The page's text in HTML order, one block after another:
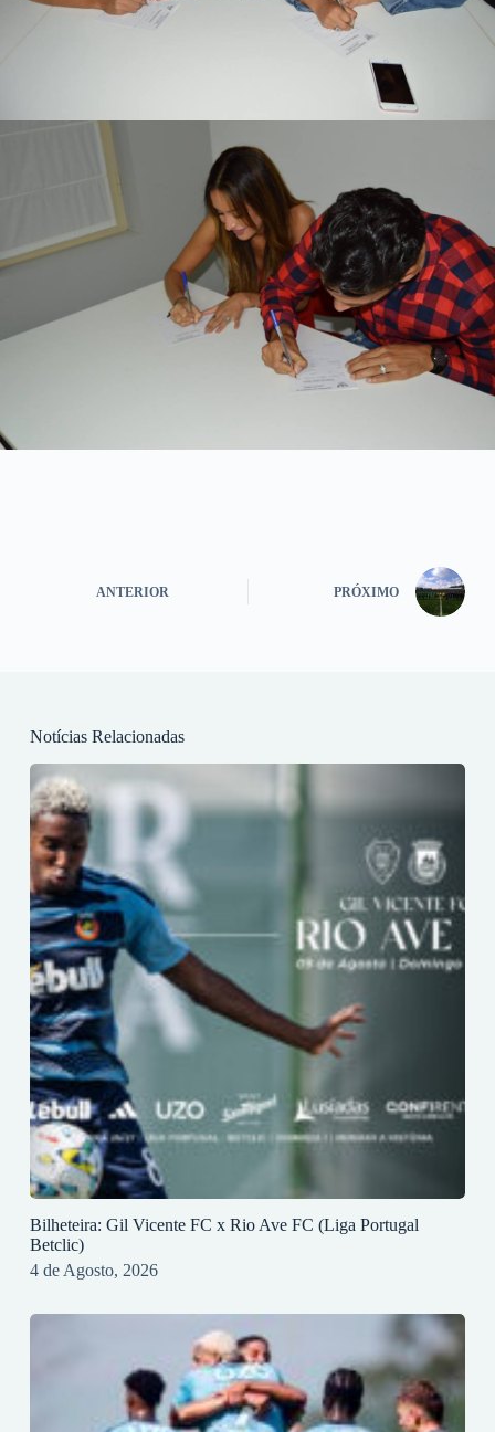
ANTERIOR PRÓXIMO
Notícias Relacionadas
Bilheteira: Gil Vicente FC x Rio Ave FC (Liga Portugal
Betclic)
4 de Agosto, 2026